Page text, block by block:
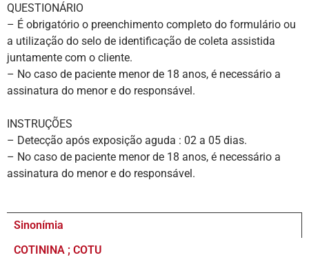
QUESTIONÁRIO
– É obrigatório o preenchimento completo do formulário ou
a utilização do selo de identificação de coleta assistida
juntamente com o cliente.
– No caso de paciente menor de 18 anos, é necessário a
assinatura do menor e do responsável.
INSTRUÇÕES
– Detecção após exposição aguda : 02 a 05 dias.
– No caso de paciente menor de 18 anos, é necessário a
assinatura do menor e do responsável.
Sinonímia
COTININA ; COTU